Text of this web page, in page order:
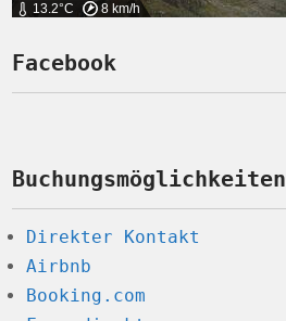
13.2°C 8 km/h
Facebook
Buchungsmöglichkeiten
Direkter Kontakt
Airbnb
Booking.com